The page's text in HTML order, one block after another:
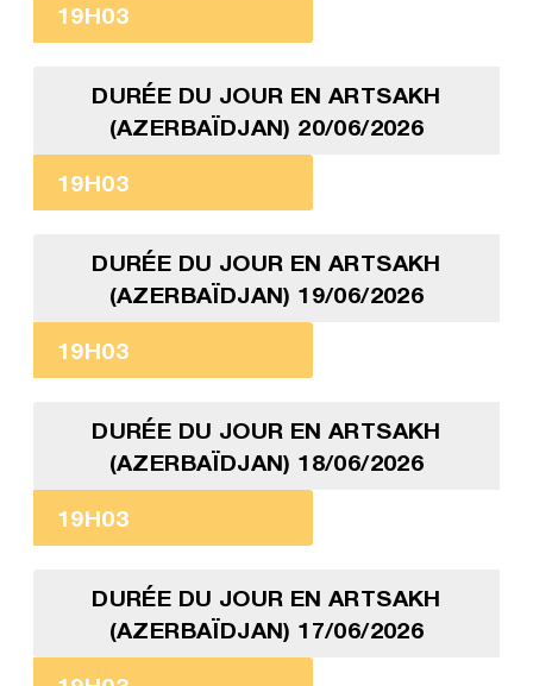
19H03
DURÉE DU JOUR EN ARTSAKH
(AZERBAÏDJAN) 20/06/2026
19H03
DURÉE DU JOUR EN ARTSAKH
(AZERBAÏDJAN) 19/06/2026
19H03
DURÉE DU JOUR EN ARTSAKH
(AZERBAÏDJAN) 18/06/2026
19H03
DURÉE DU JOUR EN ARTSAKH
(AZERBAÏDJAN) 17/06/2026